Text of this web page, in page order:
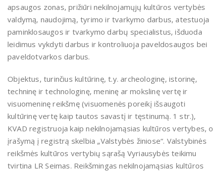
apsaugos zonas, prižiūri nekilnojamųjų kultūros vertybės
valdymą, naudojimą, tyrimo ir tvarkymo darbus, atestuoja
paminklosaugos ir tvarkymo darbų specialistus, išduoda
leidimus vykdyti darbus ir kontroliuoja paveldosaugos bei
paveldotvarkos darbus.
Objektus, turinčius kultūrinę, t.y. archeologinę, istorinę,
techninę ir technologinę, meninę ar mokslinę vertę ir
visuomeninę reikšmę (visuomenės poreikį išsaugoti
kultūrinę vertę kaip tautos savastį ir tęstinumą. 1 str.),
KVAD registruoja kaip nekilnojamąsias kultūros vertybes, o
įrašymą į registrą skelbia „Valstybės žiniose“. Valstybinės
reikšmės kultūros vertybių sąrašą Vyriausybės teikimu
tvirtina LR Seimas. Reikšmingas nekilnojamąsias kultūros